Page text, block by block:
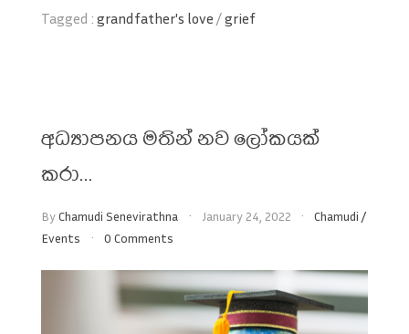
Tagged : grandfather's love /grief
අධ්‍යාපනය මතින් නව ලෝකයක්
කරා…
ByChamudi Senevirathna January 24, 2022 Chamudi /
Events
0 Comments